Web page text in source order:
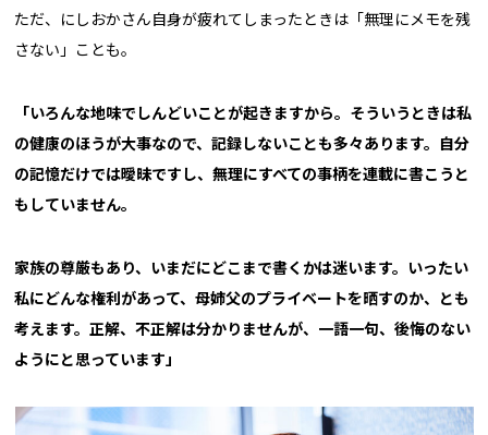
ただ、にしおかさん自身が疲れてしまったときは「無理にメモを残
さない」ことも。
「いろんな地味でしんどいことが起きますから。そういうときは私
の健康のほうが大事なので、記録しないことも多々あります。自分
の記憶だけでは曖昧ですし、無理にすべての事柄を連載に書こうと
もしていません。
家族の尊厳もあり、いまだにどこまで書くかは迷います。いったい
私にどんな権利があって、母姉父のプライベートを晒すのか、とも
考えます。正解、不正解は分かりませんが、一語一句、後悔のない
ようにと思っています」